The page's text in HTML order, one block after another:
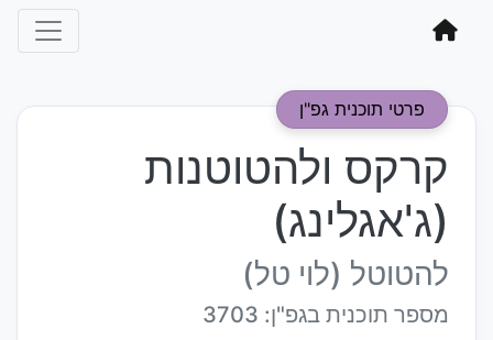
פרטי תוכנית גפ"ן
קרקס ולהטוטנות
(ג'אגלינג)
להטוטל (לוי טל)
מספר תוכנית בגפ"ן: 3703